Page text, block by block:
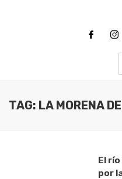
TAG: LA MORENA
El
por